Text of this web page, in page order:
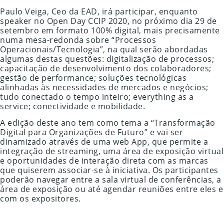
Paulo Veiga, Ceo da EAD, irá participar, enquanto
speaker no Open Day CCIP 2020, no próximo dia 29 de
setembro em formato 100% digital, mais precisamente
numa mesa-redonda sobre “Processos
Operacionais/Tecnologia”, na qual serão abordadas
algumas destas questões: digitalização de processos;
capacitação de desenvolvimento dos colaboradores;
gestão de performance; soluções tecnológicas
alinhadas às necessidades de mercados e negócios;
tudo conectado o tempo inteiro; everything as a
service; conectividade e mobilidade.
A edição deste ano tem como tema a “Transformação
Digital para Organizações de Futuro” e vai ser
dinamizado através de uma web App, que permite a
integração de streaming, uma área de exposição virtual
e oportunidades de interação direta com as marcas
que quiserem associar-se à iniciativa. Os participantes
poderão navegar entre a sala virtual de conferências, a
área de exposição ou até agendar reuniões entre eles e
com os expositores.